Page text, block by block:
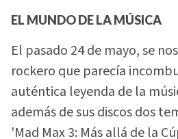
EL MUNDO DE LA MÚSICA
El pasado 24 de mayo, se
rockero que parecía
auténtica leyenda de la
además de sus discos dos
'Mad Max 3: Más allá de la